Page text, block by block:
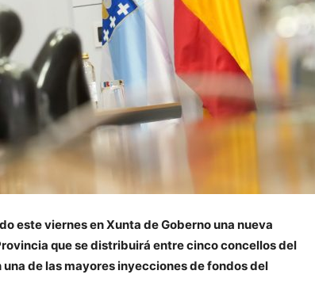
este viernes en Xunta de Goberno una nueva
que se distribuirá entre cinco concellos del
de las mayores inyecciones de fondos del